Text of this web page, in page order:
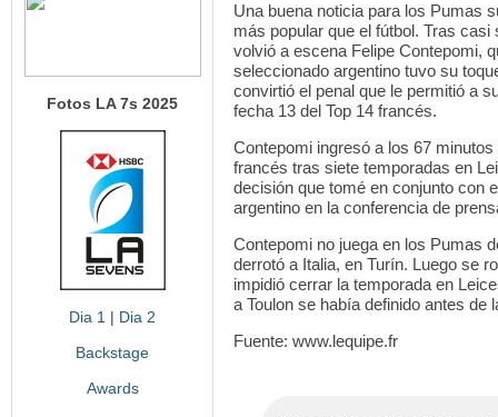
Fotos LA 7s 2025
Dia 1 | Dia 2
Backstage
Awards
Una buena noticia para los Pumas
más popular que el fútbol. Tras
volvió a escena Felipe Contepomi,
seleccionado argentino tuvo su
convirtió el penal que le permitió a
fecha 13 del Top 14 francés.
Contepomi ingresó a los 67
francés tras siete temporadas en
decisión que tomé en conjunto con
argentino en la conferencia de
Contepomi no juega en los Pumas
derrotó a Italia, en Turín. Luego se
impidió cerrar la temporada en
a Toulon se había definido antes de
Fuente: www.lequipe.fr